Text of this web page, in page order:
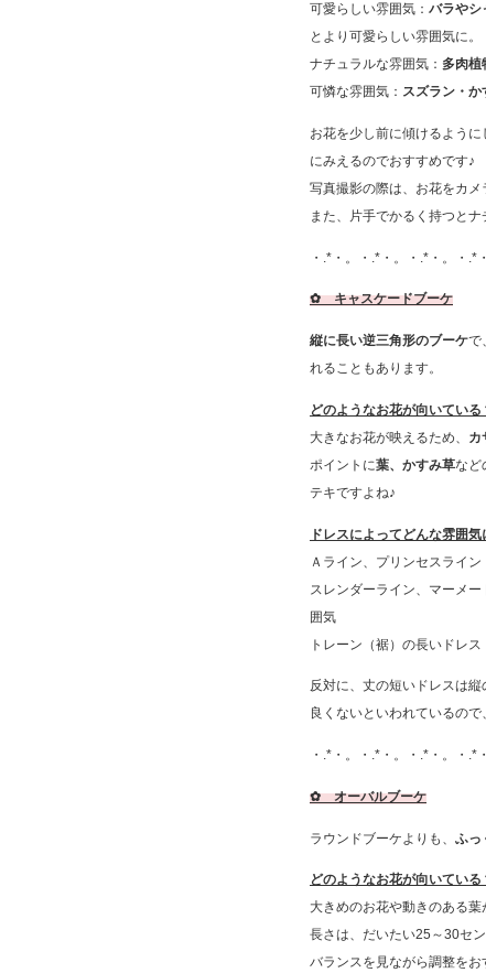
可愛らしい雰囲気： バラやシ
とより可愛らしい雰囲気に。
ナチュラルな雰囲気： 多肉植
可憐な雰囲気： スズラン・
お花を少し前に傾けるよう
にみえるのでおすすめです♪
写真撮影の際は、お花をカメ
また、片手でかるく持つと
・.*・。・.*・。・.*・。・
✿ キャスケードブーケ
縦に長い逆三角形のブーケで
れることもあります。
どのようなお花が向いている
大きなお花が映えるため、 カ
ポイントに葉、かすみ草など
テキですよね♪
ドレスによってどんな雰囲気
Ａライン、プリンセスライン
スレンダーライン、マーメ
囲気
トレーン（裾）の長いドレス
反対に、丈の短いドレスは
良くないといわれているの
・.*・。・.*・。・.*・。・
✿ オーバルブーケ
ラウンドブーケよりも、 ふっ
どのようなお花が向いている
大きめのお花や動きのある葉
長さは、だいたい25～30セ
バランスを見ながら調整をお